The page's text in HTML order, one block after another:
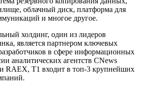
облачный диск, платформа для
и многое другое.
холдинг, один из лидеров
является партнером ключевых
в сфере информационных
аналитических агентств CNews
RAEX, Т1 входит в топ-3 крупнейших